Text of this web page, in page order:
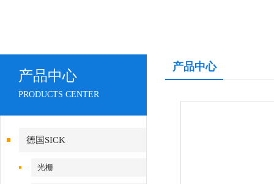
产品中心
PRODUCTS CENTER
德国SICK
光栅
产品中心